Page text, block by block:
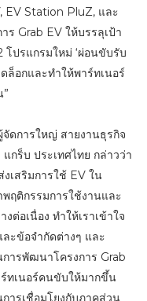
EV Station PluZ, และ
ร Grab EV ให้บรรลุเป้า
โปรแกรมใหม่ ‘ผ่อนขับรับ
ล็อกและทำให้พาร์ทเนอร์
ดการใหญ่ สายงานธุรกิจ
กร็บ ประเทศไทย กล่าวว่า
งเสริมการใช้ EV ใน
ฤติกรรมการใช้งานและ
ต่อเนื่อง ทำให้เราเข้าใจ
ะข้อจำกัดต่างๆ และ
ารพัฒนาโครงการ Grab
ร์ทเนอร์คนขับให้มากขึ้น